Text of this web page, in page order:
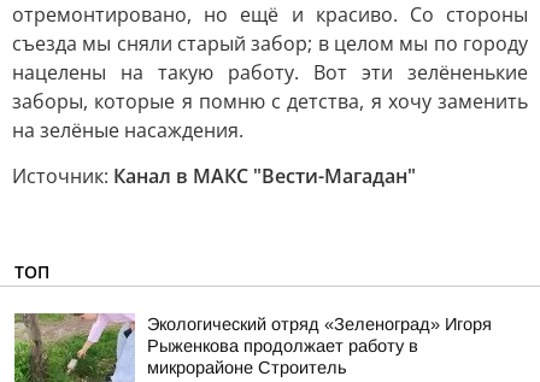
отремонтировано, но ещё и красиво. Со стороны
съезда мы сняли старый забор; в целом мы по городу
нацелены на такую работу. Вот эти зелёненькие
заборы, которые я помню с детства, я хочу заменить
на зелёные насаждения.
Источник: Канал в МАКС "Вести-Магадан"
ТОП
Экологический отряд «Зеленоград» Игоря
Рыженкова продолжает работу в
микрорайоне Строитель